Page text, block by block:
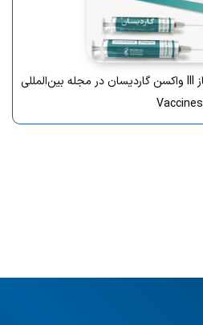
انتشار نتایج کارآزمایی بالینی فاز III واکسن گاردیسان در مجله بین‌المللی
Vaccines